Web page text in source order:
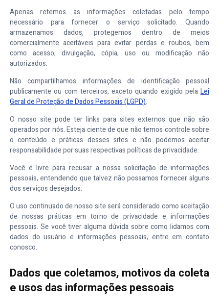
Apenas retemos as informações coletadas pelo tempo
necessário para fornecer o serviço solicitado. Quando
armazenamos dados, protegemos dentro de meios
comercialmente aceitáveis para evitar perdas e roubos, bem
como acesso, divulgação, cópia, uso ou modificação não
autorizados.
Não compartilhamos informações de identificação pessoal
publicamente ou com terceiros, exceto quando exigido pela Lei
Geral de Proteção de Dados Pessoais (LGPD).
O nosso site pode ter links para sites externos que não são
operados por nós. Esteja ciente de que não temos controle sobre
o conteúdo e práticas desses sites e não podemos aceitar
responsabilidade por suas respectivas políticas de privacidade.
Você é livre para recusar a nossa solicitação de informações
pessoais, entendendo que talvez não possamos fornecer alguns
dos serviços desejados.
O uso continuado de nosso site será considerado como aceitação
de nossas práticas em torno de privacidade e informações
pessoais. Se você tiver alguma dúvida sobre como lidamos com
dados do usuário e informações pessoais, entre em contato
conosco.
Dados que coletamos, motivos da coleta
e usos das informações pessoais